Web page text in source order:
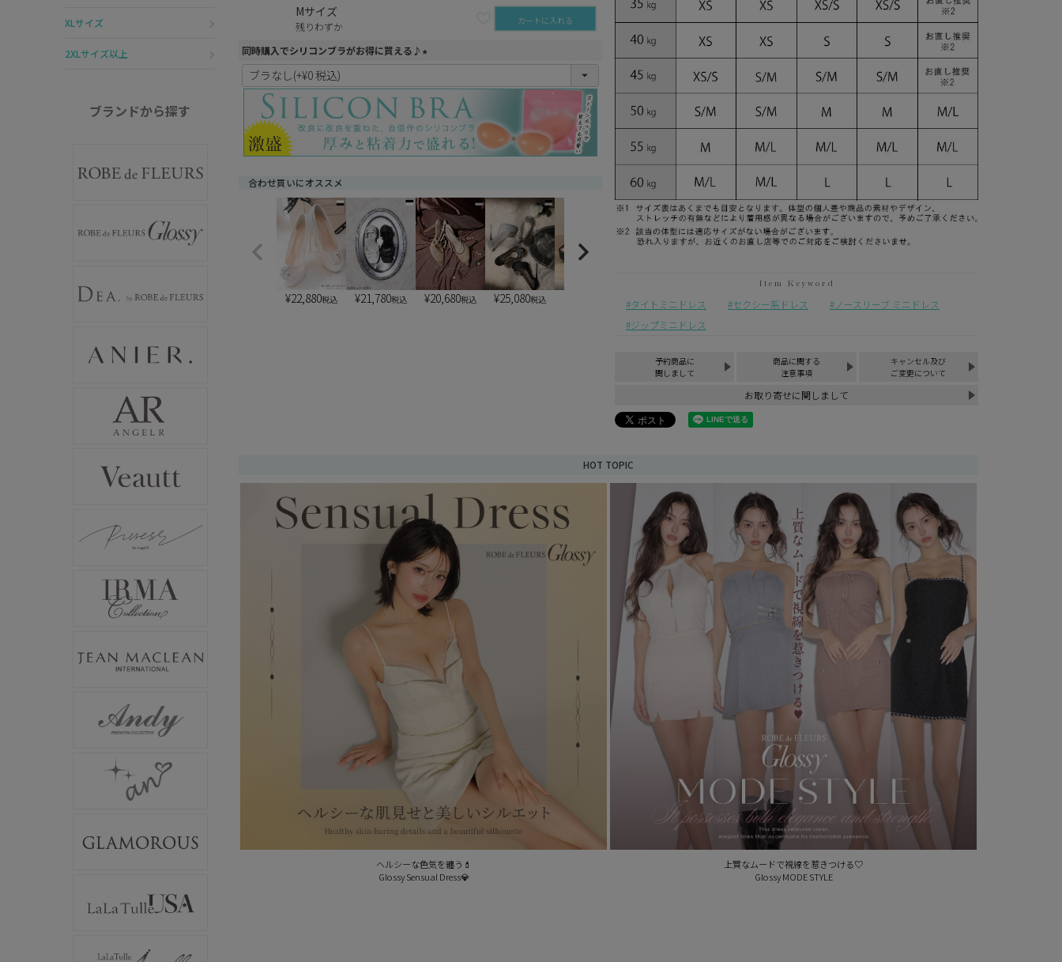
XLサイズ
2XLサイズ以上
ブランドから探す
Mサイズ
残りわずか カートに入れる
同時購入でシリコンブラがお得に買える♪
(
須
)
合わせ買いにオススメ
¥22,880税込 ¥21,780税込 ¥20,680税込 ¥25,080税込 ¥ 6,900税込 7,900税込
タイトミニドレス セクシー系ドレス
ノースリーブ ミニドレス
ジップミニドレス
予約商品に
関しまして
商品に関する
注意事項
キャンセル及び
ご変更について
お取り寄せに関しまして
HOT TOPIC
ヘルシーな色気を纏う💄
Glossy Sensual Dress💎
上質なムードで視線を惹きつける♡
Glossy MODE STYLE